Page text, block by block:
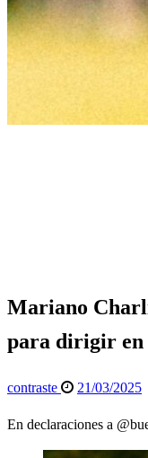
Mariano
para dirigir en
contraste
Publicado
21/03/2025
En declaraciones a